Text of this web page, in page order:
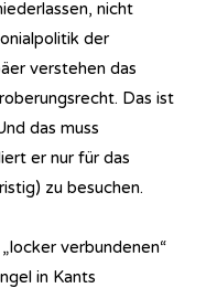
nicht
der
verstehen das
Das ist
das muss
er nur für das
zu besuchen.
verbundenen“
in Kants